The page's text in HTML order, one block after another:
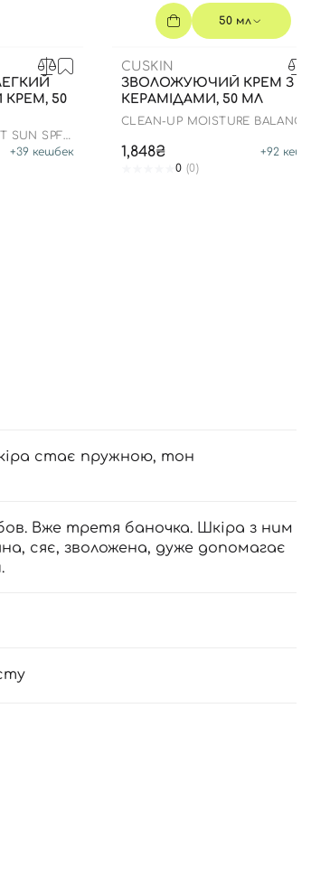
50
SUN SPF
+39 кешбек
50 мл
CUSKIN
ЗВОЛОЖУЮЧИЙ КРЕМ З
КЕРАМІДАМИ, 50 МЛ
CLEAN-UP MOISTURE
1,848₴ +92
0 (0)
стає пружною, тон
Вже третя баночка. Шкіра з ним
сяє, зволожена, дуже допомагає